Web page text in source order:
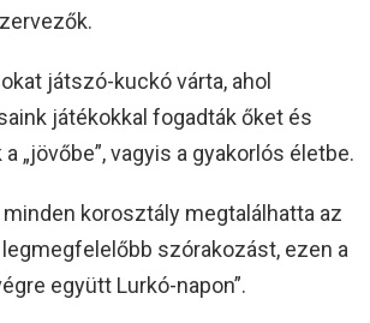
játszó-kuckó várta, ahol
játékokkal fogadták őket és
„jövőbe”, vagyis a gyakorlós életbe.
korosztály megtalálhatta az
szórakozást, ezen a
együtt Lurkó-napon”.